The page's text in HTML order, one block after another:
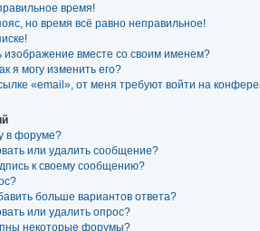
время!
но время всё равно неправильное!
изображение вместе со своим именем?
я могу изменить его?
«email», от меня требуют войти на
в форуме?
или удалить сообщение?
к своему сообщению?
больше вариантов ответа?
или удалить опрос?
некоторые форумы?